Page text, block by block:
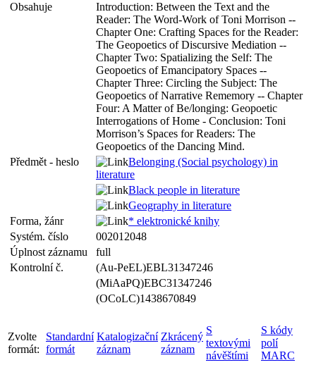
Obsahuje
Introduction: Between the Text and the
Reader: The Word-Work of Toni Morrison --
Chapter One: Crafting Spaces for the Reader:
The Geopoetics of Discursive Mediation --
Chapter Two: Spatializing the Self: The
Geopoetics of Emancipatory Spaces --
Chapter Three: Circling the Subject: The
Geopoetics of Narrative Rememory -- Chapter
Four: A Matter of Be/longing: Geopoetic
Interrogations of Home - Conclusion: Toni
Morrison’s Spaces for Readers: The
Geopoetics of the Dancing Mind.
Předmět - heslo
Belonging (Social psychology) in
literature
Black people in literature
Geography in literature
Forma, žánr
* elektronické knihy
Systém. číslo
002012048
Úplnost záznamu
full
Kontrolní č.
(Au-PeEL)EBL31347246
(MiAaPQ)EBC31347246
(OCoLC)1438670849
Zvolte
formát:
Standardní
formát
Katalogizační
záznam
Zkrácený
záznam
S
textovými
návěštími
S kódy
polí
MARC